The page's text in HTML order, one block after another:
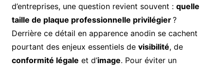
d’entreprises, une question revient souvent : quelle
taille de plaque professionnelle privilégier?
Derrière ce détail en apparence anodin se cachent
pourtant des enjeux essentiels de visibilité, de
conformité légale et d’image. Pour éviter un